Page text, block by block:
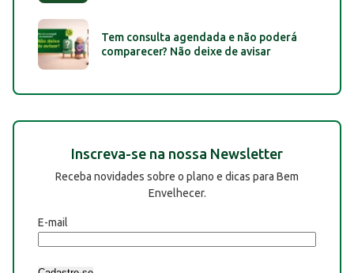
Tem consulta agendada e não poderá
comparecer? Não deixe de avisar
Inscreva-se na nossa Newsletter
Receba novidades sobre o plano e dicas para Bem
Envelhecer.
E-mail